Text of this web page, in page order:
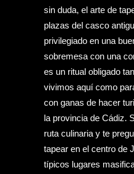
sin duda, el arte de
plazas del casco
privilegiado en una
sobremesa con una
es un ritual obligado
vivimos aquí como
con ganas de hacer
la provincia de Cádiz.
ruta culinaria y te
tapear en el centro de
típicos lugares